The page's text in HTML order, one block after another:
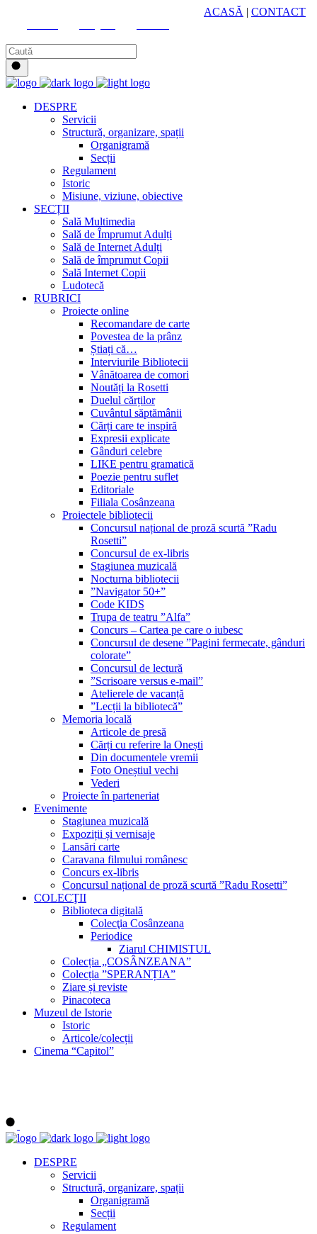
ACASĂ | CONTACT
DESPRE
Servicii
Structură, organizare, spații
Organigramă
Secții
Regulament
Istoric
Misiune, viziune, obiective
SECȚII
Sală Multimedia
Sală de Împrumut Adulți
Sală de Internet Adulți
Sală de împrumut Copii
Sală Internet Copii
Ludotecă
RUBRICI
Proiecte online
Recomandare de carte
Povestea de la prânz
Știați că…
Interviurile Bibliotecii
Vânătoarea de comori
Noutăți la Rosetti
Duelul cărților
Cuvântul săptămânii
Cărți care te inspiră
Expresii explicate
Gânduri celebre
LIKE pentru gramatică
Poezie pentru suflet
Editoriale
Filiala Cosânzeana
Proiectele bibliotecii
Concursul național de proză scurtă ”Radu
Rosetti”
Concursul de ex-libris
Stagiunea muzicală
Nocturna bibliotecii
”Navigator 50+”
Code KIDS
Trupa de teatru ”Alfa”
Concurs – Cartea pe care o iubesc
Concursul de desene ”Pagini fermecate, gânduri
colorate”
Concursul de lectură
”Scrisoare versus e-mail”
Atelierele de vacanță
”Lecții la bibliotecă”
Memoria locală
Articole de presă
Cărți cu referire la Onești
Din documentele vremii
Foto Oneștiul vechi
Vederi
Proiecte în parteneriat
Evenimente
Stagiunea muzicală
Expoziții și vernisaje
Lansări carte
Caravana filmului românesc
Concurs ex-libris
Concursul național de proză scurtă ”Radu Rosetti”
COLECŢII
Biblioteca digitală
Colecţia Cosânzeana
Periodice
Ziarul CHIMISTUL
Colecția „COSÂNZEANA”
Colecția ”SPERANȚIA”
Ziare și reviste
Pinacoteca
Muzeul de Istorie
Istoric
Articole/colecții
Cinema “Capitol”
DESPRE
Servicii
Structură, organizare, spații
Organigramă
Secții
Regulament